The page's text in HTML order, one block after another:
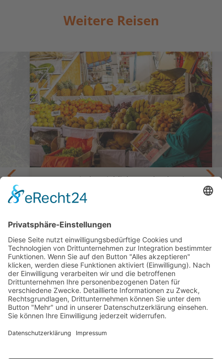
Weitere Reisen
Gastronomische Highlights und Kultur in
Lima, Cuzco und im Heiligem Tal
Peru
8 Tage oder 11 Tage ab Lima/bis Cuzco oder
Puerto Maldonado
ab 1.322,— €